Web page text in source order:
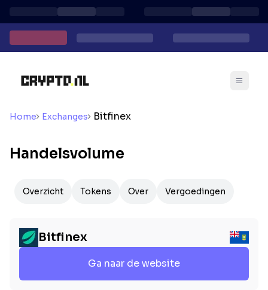
Home Exchanges Bitfinex
Handelsvolume
Overzicht Tokens Over Vergoedingen
Bitfinex
Ga naar de website